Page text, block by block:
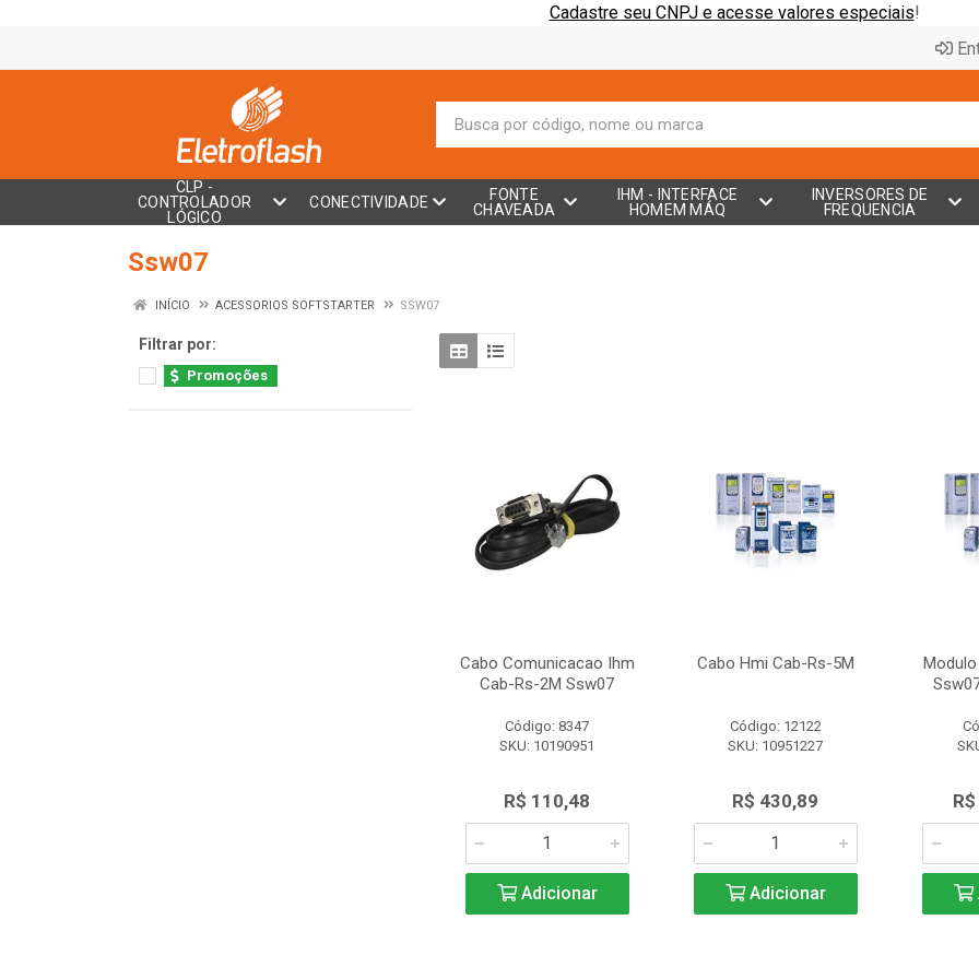
Cadastre seu CNPJ e acesse valores especiais!
CLP -
CONTROLADOR
LÓGICO
CONECTIVIDADE
FONTE
CHAVEADA
IHM - INTERFACE
HOMEM MÁQ
INVERSORES DE
FREQUENCIA
Ssw07
INÍCIO ACESSORIOS SOFTSTARTER SSW07
Filtrar por:
Promoções
Cabo Comunicacao Ihm
Cab-Rs-2M Ssw07
Código: 8347
SKU: 10190951
R$ 110,48
Adicionar
Cabo Hmi Cab-Rs-5M
Código: 12122
SKU: 10951227
R$ 430,89
Adicionar